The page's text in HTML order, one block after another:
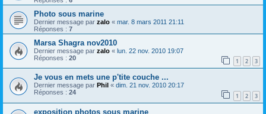
Photo sous marine
Dernier message par zalo « mar. 8 mars 2011 21:11
Réponses : 7
Marsa Shagra nov2010
Dernier message par zalo « lun. 22 nov. 2010 19:07
Réponses : 20 1 2 3
Je vous en mets une p'tite couche ...
Dernier message par Phil « dim. 21 nov. 2010 20:17
Réponses : 24 1 2 3
exposition photos sous marine